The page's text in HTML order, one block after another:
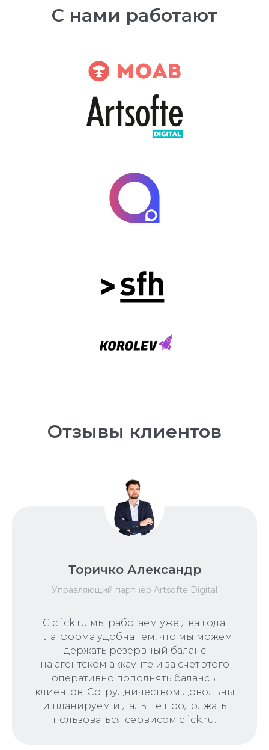
С нами работают
Отзывы клиентов
Торичко Александр
Управляющий партнёр Artsofte Digital
С click.ru мы работаем уже два года.
Платформа удобна тем, что мы можем
держать резервный баланс
на агентском аккаунте и за счет этого
оперативно пополнять балансы
клиентов. Сотрудничеством довольны
и планируем и дальше продолжать
пользоваться сервисом click.ru.